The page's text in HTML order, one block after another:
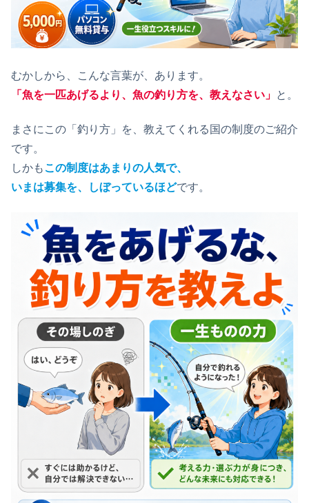
むかしから、こんな言葉が、あります。
「魚を一匹あげるより、魚の釣り方を、教えなさい」 と。
まさにこの「釣り方」を、教えてくれる国の制度のご紹介
です。
しかもこの制度はあまりの人気で、
いまは募集を、しぼっているほどです。